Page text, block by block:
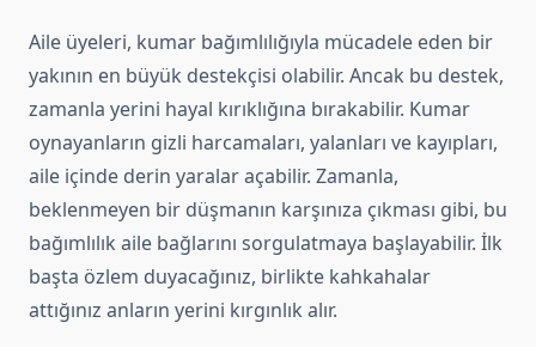
Aile üyeleri, kumar bağımlılığıyla mücadele eden bir
yakının en büyük destekçisi olabilir. Ancak bu destek,
zamanla yerini hayal kırıklığına bırakabilir. Kumar
oynayanların gizli harcamaları, yalanları ve kayıpları,
aile içinde derin yaralar açabilir. Zamanla,
beklenmeyen bir düşmanın karşınıza çıkması gibi, bu
bağımlılık aile bağlarını sorgulatmaya başlayabilir. İlk
başta özlem duyacağınız, birlikte kahkahalar
attığınız anların yerini kırgınlık alır.